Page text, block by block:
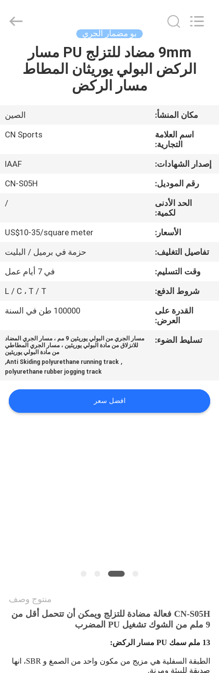
مسكن
معلومات
جولة
المعمل
مراقبة
الجودة
اتصل
اقتباس
الموقع
PRIVACY
Materials
بو مضمار الجري
9mm مضاد للتزلج PU مسار
الركض البولي يوريثان المطاط
مسار الركض
مكان المنشأ:
الصين
اسم العلامة
التجارية:
CN Sports
إصدار الشهادات:
IAAF
رقم الموديل:
CN-S05H
الحد الأدنى
لكمية:
/
الأسعار:
US$10-35/square meter
تفاصيل التغليف:
حزمة في برميل / البليت
وقت التسليم:
في 7 أيام عمل
شروط الدفع:
L / C ، T / T
القدرة على
العرض:
100000 طن في السنة
تسليط الضوء:
مسار الجري من البولي يوريثين 9 مم ، مسار الجري المضاد
للانزلاق من مادة البولي يوريثين ، مسار الجري المطاطي
من مادة البولي يوريثين
,
Anti Skiding polyurethane running track
,
polyurethane rubber jogging track
افضل سعر
منتوج وصف
CN-S05H فعالة مضادة للتزلج ويمكن أن تتحمل أقل من
9 ملم من الشوك تشغيل PU المضرب
13 ملم سمك PU مسار الركض:
الطبقة السفلية هي مزيج من مكون واحد من الصمغ و SBR، انها
صديقة للبيئة ومرنة.